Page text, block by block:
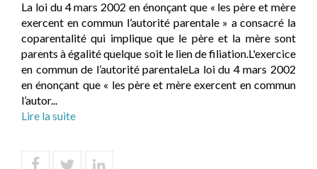
La loi du 4 mars 2002 en énonçant que « les père et mère
exercent en commun l’autorité parentale » a consacré la
coparentalité qui implique que le père et la mère sont
parents à égalité quelque soit le lien de filiation.L'exercice
en commun de l’autorité parentaleLa loi du 4 mars 2002
en énonçant que « les père et mère exercent en commun
l’autor...
Lire la suite